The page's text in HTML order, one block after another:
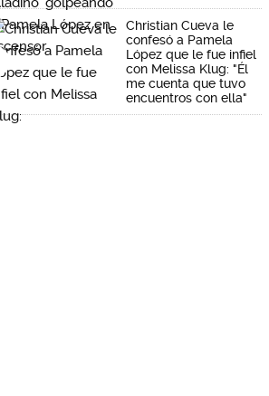
Christian Cueva le
confesó a Pamela
López que le fue infiel
con Melissa Klug: "Él
me cuenta que tuvo
encuentros con ella"